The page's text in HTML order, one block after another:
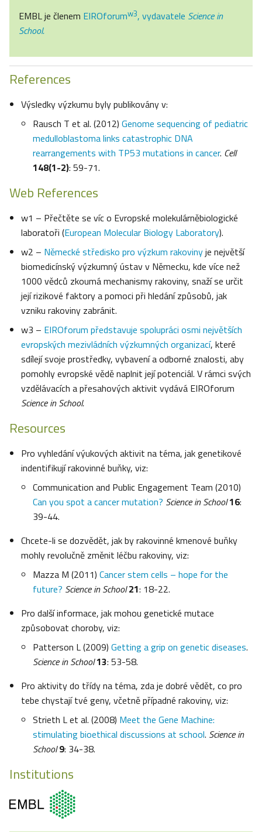
EMBL je členem EIROforumw3, vydavatele Science in
School.
References
Výsledky výzkumu byly publikovány v:
Rausch T et al. (2012) Genome sequencing of pediatric
medulloblastoma links catastrophic DNA
rearrangements with TP53 mutations in cancer. Cell
148(1-2): 59-71.
Web References
w1 – Přečtěte se víc o Evropské molekulárněbiologické
laboratoři (European Molecular Biology Laboratory).
w2 – Německé středisko pro výzkum rakovinyje největší
biomedicínský výzkumný ústav v Německu, kde více než
1000 vědců zkoumá mechanismy rakoviny, snaží se určit
její rizikové faktory a pomoci při hledání způsobů, jak
vzniku rakoviny zabránit.
w3 – EIROforum představuje spolupráci osmi největších
evropských mezivládních výzkumných organizací, které
sdílejí svoje prostředky, vybavení a odborné znalosti, aby
pomohly evropské vědě naplnit její potenciál. V rámci svých
vzdělávacích a přesahových aktivit vydává EIROforum
Science in School.
Resources
Pro vyhledání výukových aktivit na téma, jak genetikové
indentifikují rakovinné buňky, viz:
Communication and Public Engagement Team (2010)
Can you spot a cancer mutation? Science in School16:
39-44.
Chcete-li se dozvědět, jak by rakovinné kmenové buňky
mohly revolučně změnit léčbu rakoviny, viz:
Mazza M (2011) Cancer stem cells – hope for the
future? Science in School 21: 18-22.
Pro další informace, jak mohou genetické mutace
způsobovat choroby, viz:
Patterson L (2009) Getting a grip on genetic diseases.
Science in School13: 53-58.
Pro aktivity do třídy na téma, zda je dobré vědět, co pro
tebe chystají tvé geny, včetně případné rakoviny, viz:
Strieth L et al. (2008) Meet the Gene Machine:
stimulating bioethical discussions at school. Science in
School 9: 34-38.
Institutions